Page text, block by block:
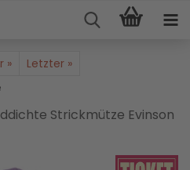
»
Letzter »
Strickmütze Evinson